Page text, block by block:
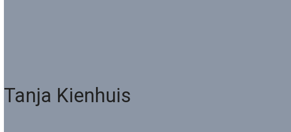
Tanja Kienhuis